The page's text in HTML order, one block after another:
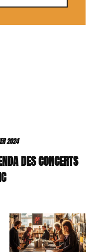
2024
DES CONCERTS